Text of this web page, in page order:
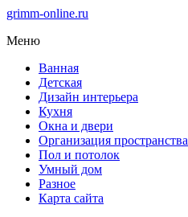
grimm-online.ru
Меню
Ванная
Детская
Дизайн интерьера
Кухня
Окна и двери
Организация пространства
Пол и потолок
Умный дом
Разное
Карта сайта